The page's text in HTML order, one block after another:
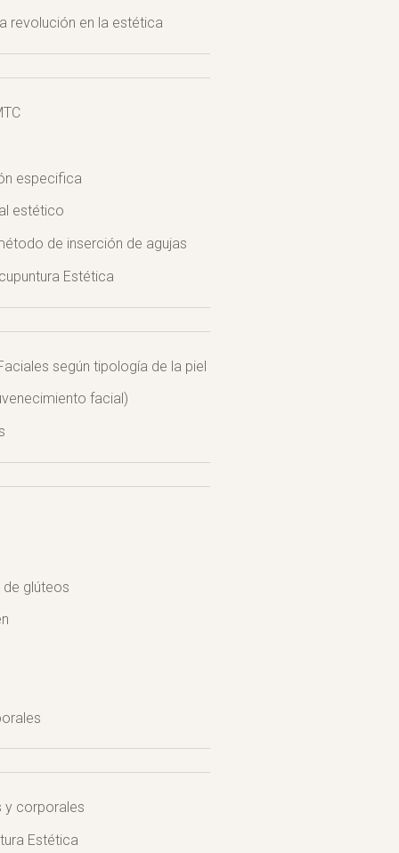
revolución en la estética
especifica
estético
de inserción de agujas
Estética
según tipología de la piel
facial)
glúteos
corporales
Estética